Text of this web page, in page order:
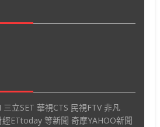
立SET 華視CTS 民視FTV 非凡
ETtoday 等新聞 奇摩YAHOO新聞